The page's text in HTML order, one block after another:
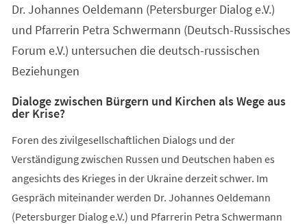
Dr. Johannes Oeldemann (Petersburger Dialog e.V.)
und Pfarrerin Petra Schwermann (Deutsch-Russisches
Forum e.V.) untersuchen die deutsch-russischen
Beziehungen
Dialoge zwischen Bürgern und Kirchen als Wege aus
der Krise?
Foren des zivilgesellschaftlichen Dialogs und der
Verständigung zwischen Russen und Deutschen haben es
angesichts des Krieges in der Ukraine derzeit schwer. Im
Gespräch miteinander werden Dr. Johannes Oeldemann
(Petersburger Dialog e.V.) und Pfarrerin Petra Schwermann